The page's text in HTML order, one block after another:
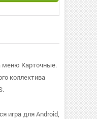
меню Карточные.
коллектива
игра для Android,